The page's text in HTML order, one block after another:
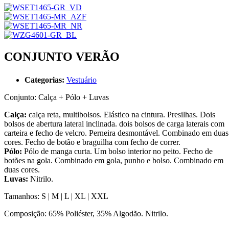
CONJUNTO VERÃO
Categorias: Vestuário
Conjunto: Calça + Pólo + Luvas
Calça: calça reta, multibolsos. Elástico na cintura. Presilhas. Dois
bolsos de abertura lateral inclinada. dois bolsos de carga laterais com
carteira e fecho de velcro. Perneira desmontável. Combinado em duas
cores. Fecho de botão e braguilha com fecho de correr.
Pólo: Pólo de manga curta. Um bolso interior no peito. Fecho de
botões na gola. Combinado em gola, punho e bolso. Combinado em
duas cores.
Luvas: Nitrilo.
Tamanhos: S | M | L | XL | XXL
Composição: 65% Poliéster, 35% Algodão. Nitrilo.